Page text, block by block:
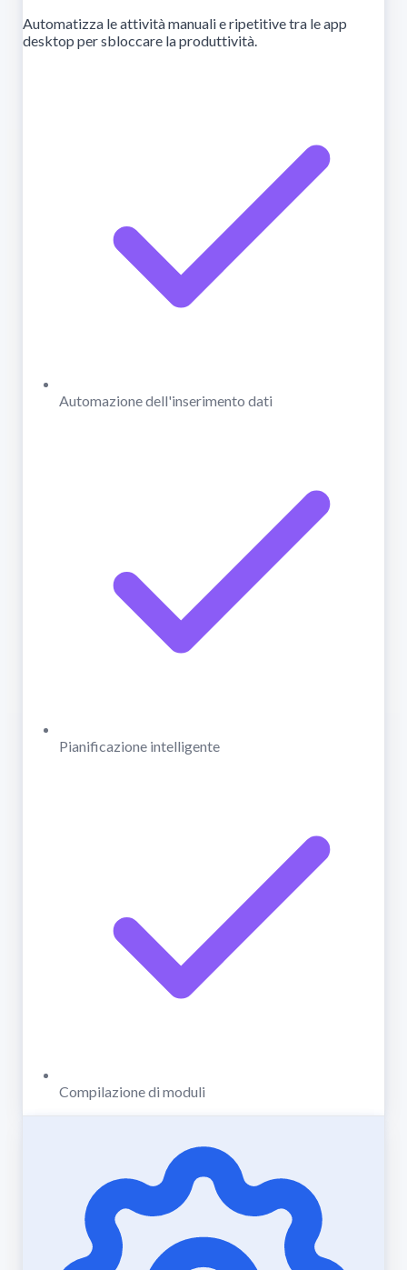
Automatizza le attività manuali e ripetitive tra le app
desktop per sbloccare la produttività.
Automazione dell'inserimento dati
Pianificazione intelligente
Compilazione di moduli